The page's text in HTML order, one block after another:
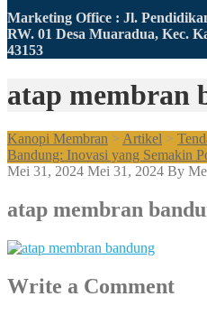
Marketing Office : Jl.
RW. 01 Desa Muaradua, Kec.
43153
atap membran
Kanopi Membran > Artikel >
Bandung: Inovasi yang Semakin
Mei 31, 2024 Mei 31, 2024 By
atap membran
Write a Comment